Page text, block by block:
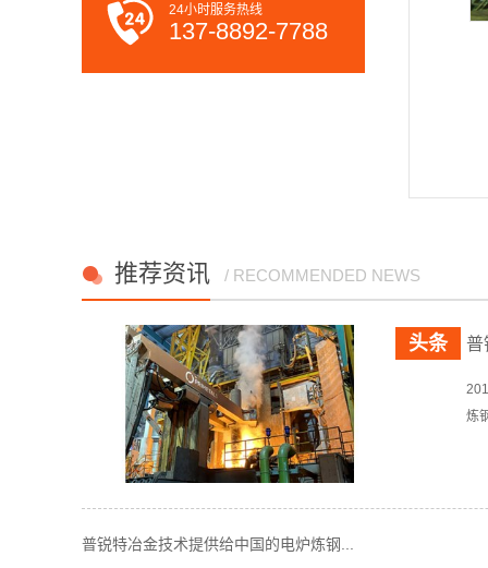
24小时服务热线
137-8892-7788
推荐资讯 / RECOMMENDED NEWS
普
炼
普锐特冶金技术提供给中国的电炉炼钢...